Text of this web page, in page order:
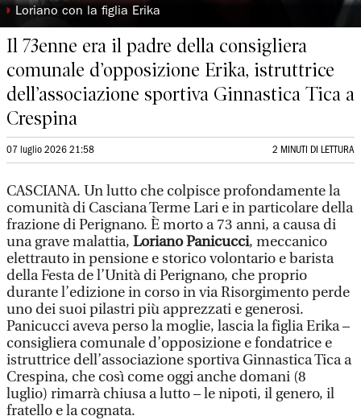
◗ Loriano con la figlia Erika
Il 73enne era il padre della consigliera
comunale d’opposizione Erika, istruttrice
dell’associazione sportiva Ginnastica Tica a
Crespina
07 luglio 2026 21:58 2 MINUTI DI LETTURA
CASCIANA. Un lutto che colpisce profondamente la
comunità di Casciana Terme Lari e in particolare della
frazione di Perignano. È morto a 73 anni, a causa di
una grave malattia, Loriano Panicucci, meccanico
elettrauto in pensione e storico volontario e barista
della Festa de l’Unità di Perignano, che proprio
durante l’edizione in corso in via Risorgimento perde
uno dei suoi pilastri più apprezzati e generosi.
Panicucci aveva perso la moglie, lascia la figlia Erika –
consigliera comunale d’opposizione e fondatrice e
istruttrice dell’associazione sportiva Ginnastica Tica a
Crespina, che così come oggi anche domani (8
luglio) rimarrà chiusa a lutto – le nipoti, il genero, il
fratello e la cognata.